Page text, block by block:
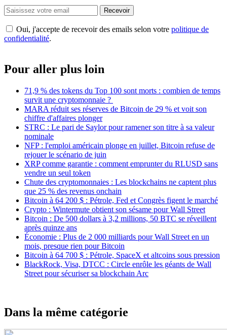
Recevoir
Oui, j'accepte de recevoir des emails selon votre politique de
confidentialité.
Pour aller plus loin
71,9 % des tokens du Top 100 sont morts : combien de temps
survit une cryptomonnaie ?
MARA réduit ses réserves de Bitcoin de 29 % et voit son
chiffre d'affaires plonger
STRC : Le pari de Saylor pour ramener son titre à sa valeur
nominale
NFP : l'emploi américain plonge en juillet, Bitcoin refuse de
rejouer le scénario de juin
XRP comme garantie : comment emprunter du RLUSD sans
vendre un seul token
Chute des cryptomonnaies : Les blockchains ne captent plus
que 25 % des revenus onchain
Bitcoin à 64 200 $ : Pétrole, Fed et Congrès figent le marché
Crypto : Wintermute obtient son sésame pour Wall Street
Bitcoin : De 500 dollars à 3,2 millions, 50 BTC se réveillent
après quinze ans
Économie : Plus de 2 000 milliards pour Wall Street en un
mois, presque rien pour Bitcoin
Bitcoin à 64 700 $ : Pétrole, SpaceX et altcoins sous pression
BlackRock, Visa, DTCC : Circle enrôle les géants de Wall
Street pour sécuriser sa blockchain Arc
Dans la même catégorie